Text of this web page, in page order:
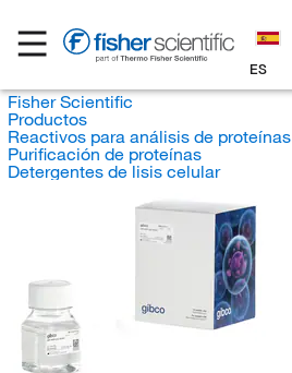
ES
Fisher Scientific
Productos
Reactivos para análisis de proteínas
Purificación de proteínas
Detergentes de lisis celular